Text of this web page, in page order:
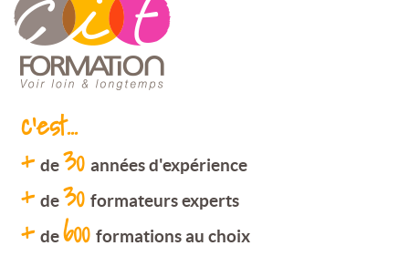
c'est...
+ de30 années d'expérience
+ de30 formateurs experts
+ de600 formations au choix